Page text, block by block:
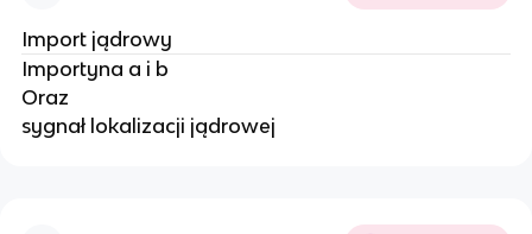
Import jądrowy
Importyna a i b
Oraz
sygnał lokalizacji jądrowej